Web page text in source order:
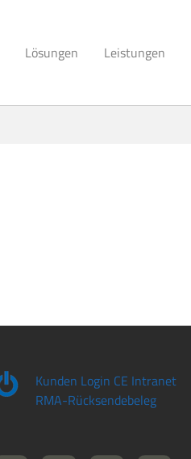
Lösungen Leistungen
Kunden Login CE Intranet
RMA-Rücksendebeleg